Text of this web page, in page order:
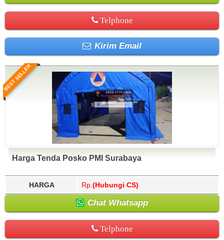
Telphone
Kirim Email
BEST SELLER
Harga Tenda Posko PMI Surabaya
HARGA Rp. (Hubungi CS)
Chat Whatsapp
Telphone